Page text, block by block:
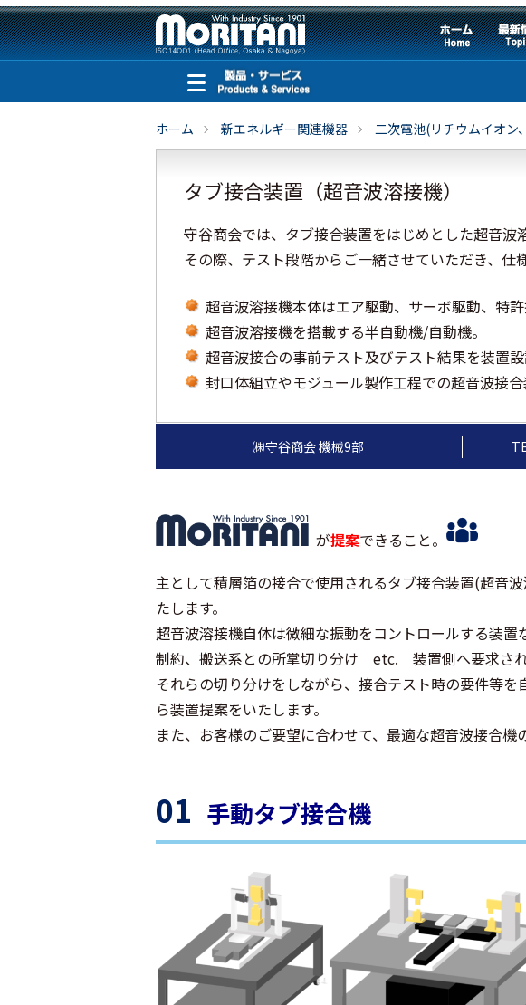
ホーム 新エネルギー関連機器 二次電池(リチウムイオン
タブ接合装置（超音波溶接機）
守谷商会では、タブ接合装置をはじめとした超音波
その際、テスト段階からご一緒させていただき、仕
超音波溶接機本体はエア駆動、サーボ駆動、特許
超音波溶接機を搭載する半自動機/自動機。
超音波接合の事前テスト及びテスト結果を装置
封口体組立やモジュール製作工程での超音波接合
が提案できること。
主として積層箔の接合で使用されるタブ接合装置(超音
たします。
超音波溶接機自体は微細な振動をコントロールする装
制約、搬送系との所掌切り分け etc. 装置側へ要求され
それらの切り分けをしながら、接合テスト時の要件等
ら装置提案をいたします。
また、お客様のご要望に合わせて、最適な超音波接合機
01 手動タブ接合機